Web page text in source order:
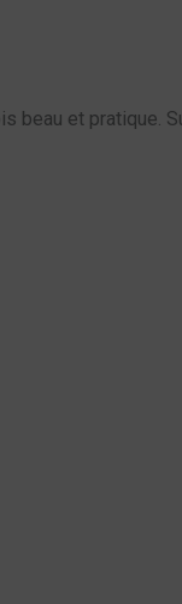
beau et pratique.